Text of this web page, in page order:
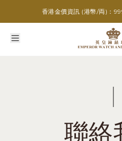
香港金價資訊 (港幣/両)：
聯絡